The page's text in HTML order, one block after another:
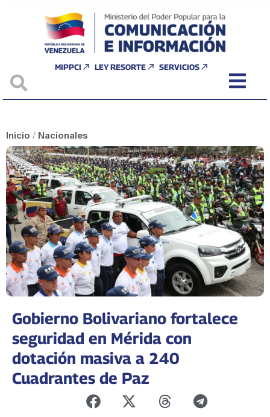
MIPPCI LEY RESORTE SERVICIOS
Inicio / Nacionales
Gobierno Bolivariano fortalece
seguridad en Mérida con
dotación masiva a 240
Cuadrantes de Paz